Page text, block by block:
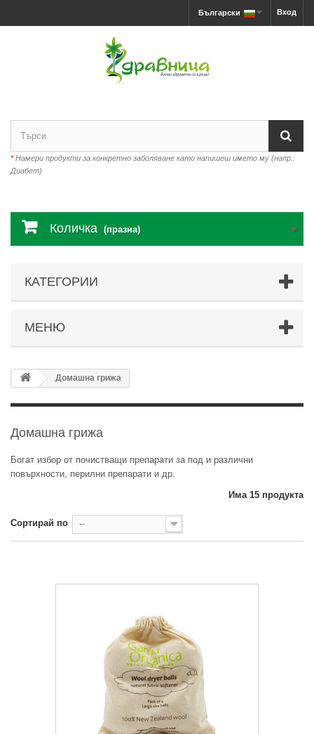
Вход
Български
*Намери продукти за конкретно заболяване като напишеш името му (напр.:
Диабет)
Количка (празна)
КАТЕГОРИИ
МЕНЮ
Домашна грижа
Домашна грижа
Богат избор от почистващи препарати за под и различни
повърхности, перилни препарати и др.
Има 15 продукта
Сортирай по --